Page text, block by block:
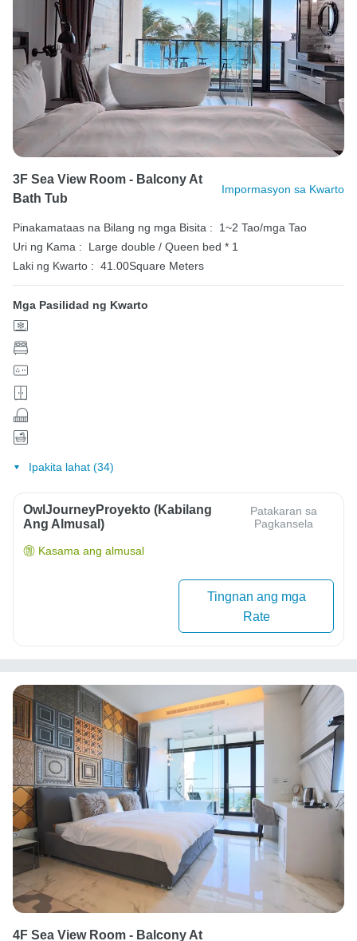
3F Sea View Room - Balcony At
Bath Tub
Impormasyon sa Kwarto
Pinakamataas na Bilang ng mga Bisita :
1~2 Tao/mga Tao
Uri ng Kama :
Large double / Queen bed * 1
Laki ng Kwarto : 41.00Square Meters
Mga Pasilidad ng Kwarto
Ipakita lahat (34)
OwlJourneyProyekto (Kabilang
Ang Almusal)
Patakaran sa
Pagkansela
Kasama ang almusal
Tingnan ang mga
Rate
4F Sea View Room - Balcony At